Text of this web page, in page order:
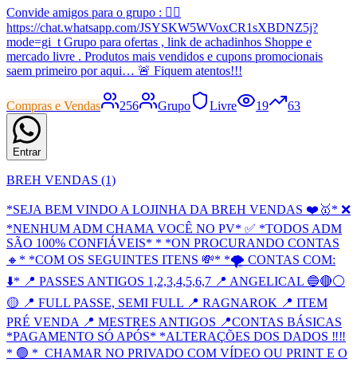
Convide amigos para o grupo : 👇🏼
https://chat.whatsapp.com/JSYSKW5WVoxCR1sXBDNZ5j?
mode=gi_t Grupo para ofertas , link de achadinhos Shoppe e
mercado livre . Produtos mais vendidos e cupons promocionais
saem primeiro por aqui… 🚨 Fiquem atentos!!!
Compras e Vendas 256 Grupo Livre 19 63
Entrar
BREH VENDAS (1)
*SEJA BEM VINDO A LOJINHA DA BREH VENDAS ❤️🥇* ❌
*NENHUM ADM CHAMA VOCÊ NO PV* ✅ *TODOS ADM
SÃO 100% CONFIÁVEIS* * *ON PROCURANDO CONTAS
🔸* *COM OS SEGUINTES ITENS 💸* *🌪 CONTAS COM:
⬇️* 📍 PASSES ANTIGOS 1,2,3,4,5,6,7 📍 ANGELICAL 🔵🔴⚪️
🟡 📍 FULL PASSE, SEMI FULL 📍 RAGNAROK 📍 ITEM
PRÉ VENDA 📍 MESTRES ANTIGOS 📍CONTAS BÁSICAS
*PAGAMENTO SÓ APÓS* *ALTERAÇÕES DOS DADOS ‼️‼️
* 🟢 *_CHAMAR NO PRIVADO COM VÍDEO OU PRINT E O